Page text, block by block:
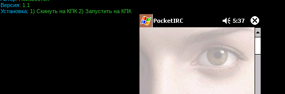
Версия: 1.1
Установка: 1) Скинуть на КПК 2) Запустить на КПК